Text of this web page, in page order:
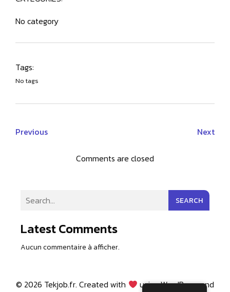
SEARCH
Latest Comments
Aucun commentaire à afficher.
No category
Tags:
No tags
Previous Next
Comments are closed
© 2026 Tekjob.fr. Created with
using WordPress and